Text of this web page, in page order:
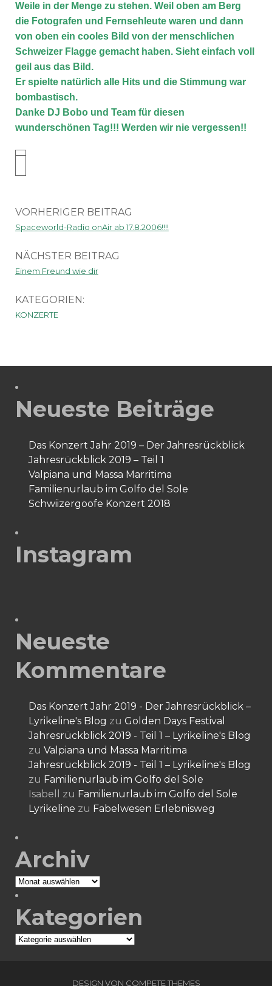
Weile in der Menge zu stehen. Weil oben am Berg
die Fotografen und Fernsehleute waren und dann
von oben ein cooles Bild von der menschlichen
Schweizer Flagge gemacht haben. Sieht einfach voll
geil aus das Bild.
Er spielte natürlich alle Hitsund die Stimmung war
bombastisch.
Danke DJ Bobo und Team für diesen
wunderschönen Tag!!! Werden wir nie vergessen!!
VORHERIGER BEITRAG
Spaceworld-Radio onAir ab 17.8.2006!!!!
NÄCHSTER BEITRAG
Einem Freund wie dir
KATEGORIEN:
KONZERTE
Neueste Beiträge
Das Konzert Jahr 2019 – Der Jahresrückblick
Jahresrückblick 2019 – Teil 1
Valpiana und Massa Marritima
Familienurlaub im Golfo del Sole
Schwiizergoofe Konzert 2018
Instagram
Neueste
Kommentare
Das Konzert Jahr 2019 - Der Jahresrückblick –
Lyrikeline's Blog zu Golden Days Festival
Jahresrückblick 2019 - Teil 1 – Lyrikeline's Blog
zu Valpiana und Massa Marritima
Jahresrückblick 2019 - Teil 1 – Lyrikeline's Blog
zu Familienurlaub im Golfo del Sole
Isabell
zu Familienurlaub im Golfo del Sole
Lyrikeline zu Fabelwesen Erlebnisweg
Archiv
Archiv
Kategorien
Kategorien
DESIGN VON COMPETE THEMES